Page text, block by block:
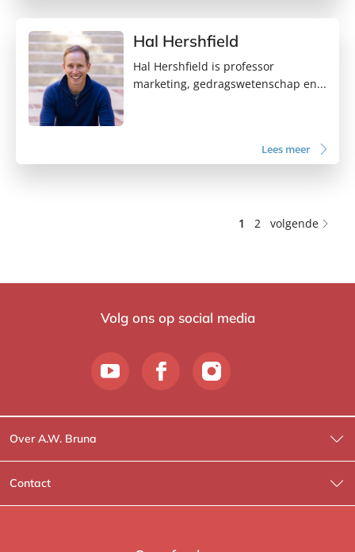
Hal Hershfield
Hal Hershfield is professor
marketing, gedragswetenschap en...
Lees meer
1 2 volgende
Volg ons op social media
Over A.W. Bruna
Wat wij doen
Wie is Wie?
Contact
Contactinformatie